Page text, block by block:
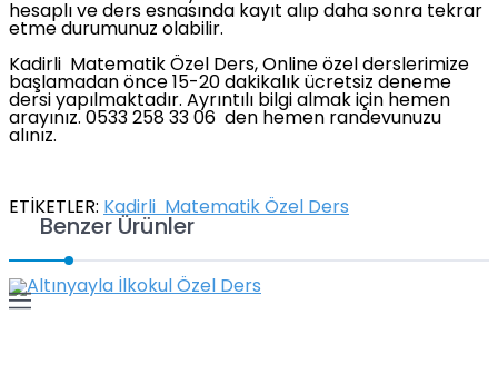
hesaplı ve ders esnasında kayıt alıp daha sonra tekrar
etme durumunuz olabilir.
Kadirli Matematik Özel Ders, Online özel derslerimize
başlamadan önce 15-20 dakikalık ücretsiz deneme
dersi yapılmaktadır. Ayrıntılı bilgi almak için hemen
arayınız. 0533 258 33 06 den hemen randevunuzu
alınız.
ETİKETLER: Kadirli Matematik Özel Ders
Benzer Ürünler